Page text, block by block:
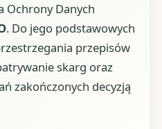
Ochrony Danych
. Do jego podstawowych
przepisów
skarg oraz
zakończonych decyzją